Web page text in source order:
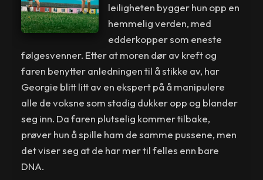
leiligheten bygger hun opp en
hemmelig verden, med
edderkopper som eneste
følgesvenner. Etter at moren dør av kreft og
faren benytter anledningen til å stikke av, har
Georgie blitt litt av en ekspert på å manipulere
alle de voksne som stadig dukker opp og blander
seg inn. Da faren plutselig kommer tilbake,
prøver hun å spille ham de samme pussene, men
det viser seg at de har mer til felles enn bare
DNA.